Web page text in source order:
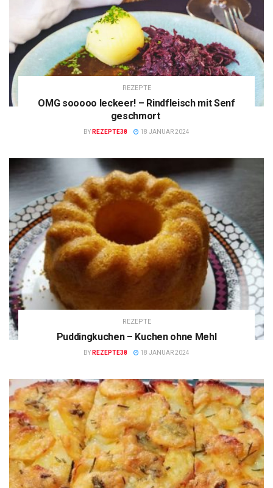
REZEPTE
OMG sooooo leckeer! – Rindfleisch mit Senf
geschmort
BY REZEPTE38 18 JANUAR 2024
REZEPTE
Puddingkuchen – Kuchen ohne Mehl
BY REZEPTE38 18 JANUAR 2024